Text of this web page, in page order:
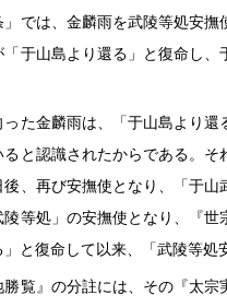
」では、金麟雨を武陵等処安
于山島より還る」と復命し
た金麟雨は、「于山島より
と認識されたからである。
、再び安撫使となり、「于
等処」の安撫使となり、『
と復命して以来、「武陵等
覧』の分註には、その『太